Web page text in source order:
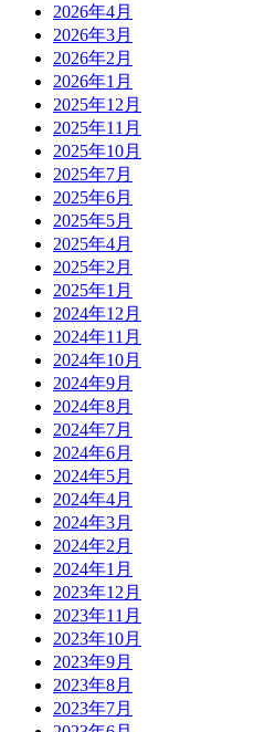
2026年4月
2026年3月
2026年2月
2026年1月
2025年12月
2025年11月
2025年10月
2025年7月
2025年6月
2025年5月
2025年4月
2025年2月
2025年1月
2024年12月
2024年11月
2024年10月
2024年9月
2024年8月
2024年7月
2024年6月
2024年5月
2024年4月
2024年3月
2024年2月
2024年1月
2023年12月
2023年11月
2023年10月
2023年9月
2023年8月
2023年7月